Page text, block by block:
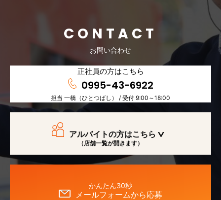
CONTACT
お問い合わせ
正社員の方はこちら
0995-43-6922
担当 一橋（ひとつばし） / 受付 9:00～18:00
アルバイトの方はこちら
（店舗一覧が開きます）
かんたん30秒
メールフォームから応募